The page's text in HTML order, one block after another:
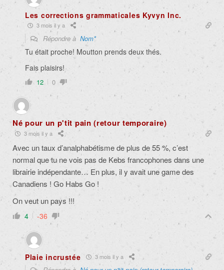
Les corrections grammaticales Kyvyn Inc.
3 mois il y a
Répondre à Nom*
Tu était proche! Moutton prends deux thés.
Fais plaisirs!
12 0
Né pour un p'tit pain (retour temporaire)
3 mois il y a
Avec un taux d’analphabétisme de plus de 55 %, c’est
normal que tu ne vois pas de Kebs francophones dans une
librairie indépendante… En plus, il y avait une game des
Canadiens ! Go Habs Go !
On veut un pays !!!
4 -36
Plaie incrustée 3 mois il y a